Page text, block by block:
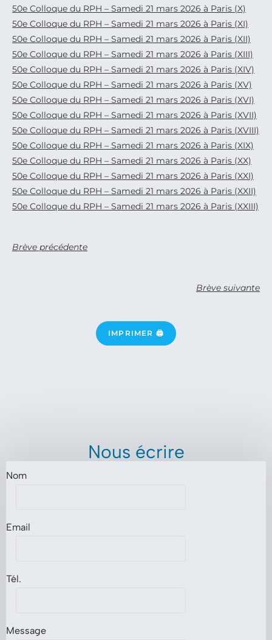
50e Colloque du RPH – Samedi 21 mars 2026 à Paris (X)
50e Colloque du RPH – Samedi 21 mars 2026 à Paris (XI)
50e Colloque du RPH – Samedi 21 mars 2026 à Paris (XII)
50e Colloque du RPH – Samedi 21 mars 2026 à Paris (XIII)
50e Colloque du RPH – Samedi 21 mars 2026 à Paris (XIV)
50e Colloque du RPH – Samedi 21 mars 2026 à Paris (XV)
50e Colloque du RPH – Samedi 21 mars 2026 à Paris (XVI)
50e Colloque du RPH – Samedi 21 mars 2026 à Paris (XVII)
50e Colloque du RPH – Samedi 21 mars 2026 à Paris (XVIII)
50e Colloque du RPH – Samedi 21 mars 2026 à Paris (XIX)
50e Colloque du RPH – Samedi 21 mars 2026 à Paris (XX)
50e Colloque du RPH – Samedi 21 mars 2026 à Paris (XXI)
50e Colloque du RPH – Samedi 21 mars 2026 à Paris (XXII)
50e Colloque du RPH – Samedi 21 mars 2026 à Paris (XXIII)
Brève précédente
Brève suivante
IMPRIMER 🖨
Nous écrire
Nom
Email
Tél.
Message